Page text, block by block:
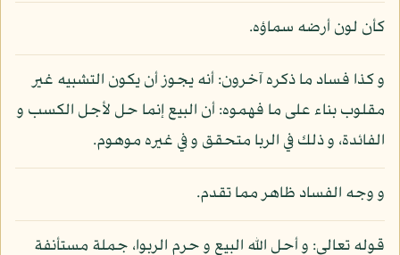
كأن لون أرضه سماؤه.
و كذا فساد ما ذكره آخرون: أنه يجوز أن يكون التشبيه غير
مقلوب بناء على ما فهموه: أن البيع إنما حل لأجل الكسب و
الفائدة، و ذلك في الربا متحقق و في غيره موهوم.
و وجه الفساد ظاهر مما تقدم.
قوله تعالى: و أحل الله البيع و حرم الربوا، جملة مستأنفة